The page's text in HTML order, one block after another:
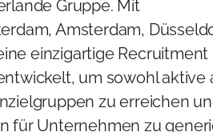
Gruppe. Mit
Amsterdam,
einzigartige Recruitment
um sowohl aktive
zu erreichen
für Unternehmen zu